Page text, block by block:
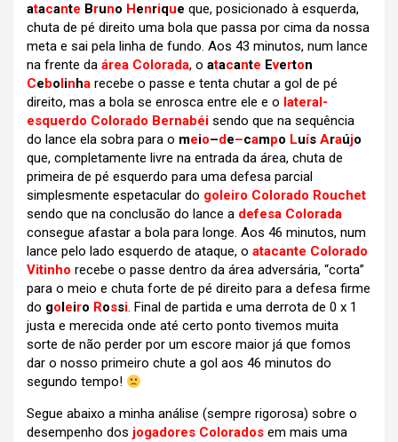
atacante Bruno Henrique que, posicionado à esquerda,
chuta de pé direito uma bola que passa por cima da nossa
meta e sai pela linha de fundo. Aos 43 minutos, num lance
na frente da área Colorada, o atacante Everton
Cebolinha recebe o passe e tenta chutar a gol de pé
direito, mas a bola se enrosca entre ele e o lateral-
esquerdo Colorado Bernabéi sendo que na sequência
do lance ela sobra para o meio–de–campo Luís Araújo
que, completamente livre na entrada da área, chuta de
primeira de pé esquerdo para uma defesa parcial
simplesmente espetacular do goleiro Colorado Rouchet
sendo que na conclusão do lance a defesa Colorada
consegue afastar a bola para longe. Aos 46 minutos, num
lance pelo lado esquerdo de ataque, o atacante Colorado
Vitinho recebe o passe dentro da área adversária, “corta”
para o meio e chuta forte de pé direito para a defesa firme
do goleiro Rossi. Final de partida e uma derrota de 0 x 1
justa e merecida onde até certo ponto tivemos muita
sorte de não perder por um escore maior já que fomos
dar o nosso primeiro chute a gol aos 46 minutos do
segundo tempo!
Segue abaixo a minha análise (sempre rigorosa) sobre o
desempenho dos jogadores Colorados em mais uma